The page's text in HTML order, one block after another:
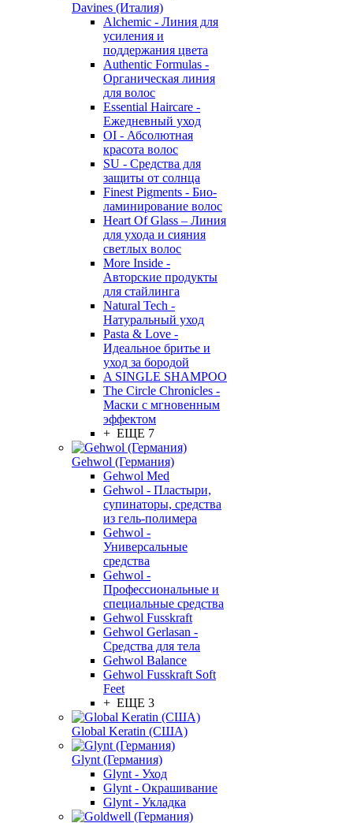
Davines (Италия)
Alchemic - Линия для
усиления и
поддержания цвета
Authentic Formulas -
Органическая линия
для волос
Essential Haircare -
Eжедневный уход
OI - Абсолютная
красота волос
SU - Средства для
защиты от солнца
Finest Pigments - Био-
ламинирование волос
Heart Of Glass – Линия
для ухода и сияния
светлых волос
More Inside -
Авторские продукты
для стайлинга
Natural Tech -
Натуральный уход
Pasta & Love -
Идеальное бритье и
уход за бородой
A SINGLE SHAMPOO
The Circle Chronicles -
Маски с мгновенным
эффектом
+ ЕЩЕ 7
Gehwol (Германия)
Gehwol Med
Gehwol - Пластыри,
супинаторы, средства
из гель-полимера
Gehwol -
Универсальные
средства
Gehwol -
Профессиональные и
специальные средства
Gehwol Fusskraft
Gehwol Gerlasan -
Средства для тела
Gehwol Balance
Gehwol Fusskraft Soft
Feet
+ ЕЩЕ 3
Global Keratin (США)
Glynt (Германия)
Glynt - Уход
Glynt - Окрашивание
Glynt - Укладка